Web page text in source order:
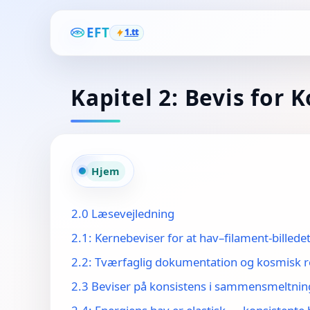
EFT 1.tt
Kapitel 2: Bevis for
Hjem
2.0 Læsevejledning
2.1: Kernebeviser for at hav–filament-
2.2: Tværfaglig dokumentation og kosmisk
2.3 Beviser på konsistens i